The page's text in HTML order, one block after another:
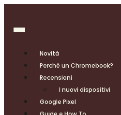
Novità
Perché un Chromebook?
Recensioni
I nuovi dispositivi
Google Pixel